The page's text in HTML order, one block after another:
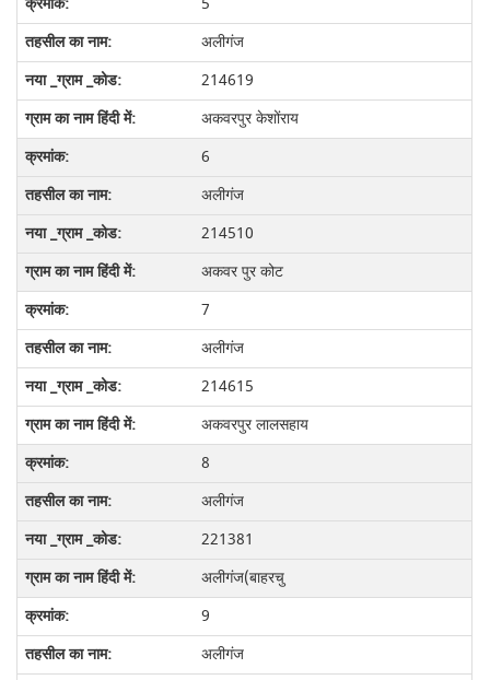
अलीगंज
214619
अकवरपुर केशोंराय
6
अलीगंज
214510
अकवर पुर कोट
7
अलीगंज
214615
अकवरपुर लालसहाय
8
अलीगंज
221381
अलीगंज(बाहरचु
9
अलीगंज